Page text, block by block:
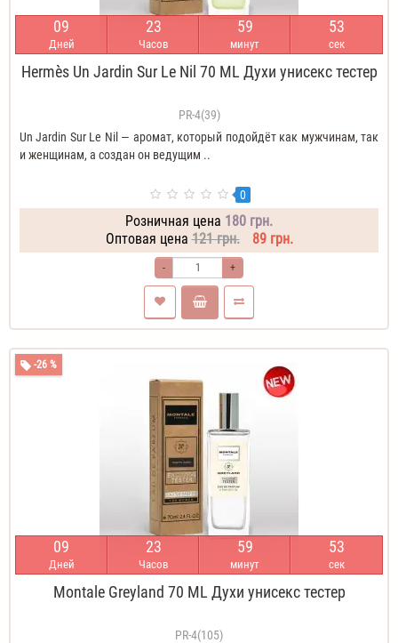
09
Дней
23
Часов
59
минут
52
сек
Hermès Un Jardin Sur Le Nil 70 ML Духи унисекс тестер
PR-4(39)
Un Jardin Sur Le Nil — аромат, который подойдёт как мужчинам, так
и женщинам, а создан он ведущим ..
0
Розничная цена 180 грн.
Оптовая цена 121 грн. 89 грн.
- +
-26 %
09
Дней
23
Часов
59
минут
52
сек
Montale Greyland 70 ML Духи унисекс тестер
PR-4(105)